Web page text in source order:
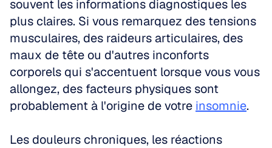
souvent les informations diagnostiques les
plus claires. Si vous remarquez des tensions
musculaires, des raideurs articulaires, des
maux de tête ou d'autres inconforts
corporels qui s'accentuent lorsque vous vous
allongez, des facteurs physiques sont
probablement à l'origine de votre insomnie.
Les douleurs chroniques, les réactions